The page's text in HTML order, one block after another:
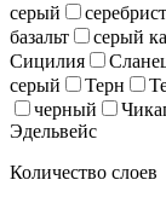
серый
базальт
серый
Сицилия
серый
Терн
черный
Эдельвейс
Количество слоев